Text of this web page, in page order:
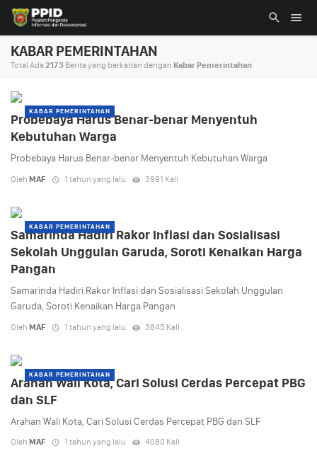
KABAR PEMERINTAHAN
Total Ada2173 Berita yang berkaitan dengan Kabar Pemerintahan
KABAR PEMERINTAHAN
Probebaya Harus Benar-benar Menyentuh
Kebutuhan Warga
Probebaya Harus Benar-benar Menyentuh Kebutuhan Warga
Oleh MAF 1 tahun yang lalu 3991 Kali
KABAR PEMERINTAHAN
Samarinda Hadiri Rakor Inflasi dan Sosialisasi
Sekolah Unggulan Garuda, Soroti Kenaikan Harga
Pangan
Samarinda Hadiri Rakor Inflasi dan Sosialisasi Sekolah Unggulan
Garuda, Soroti Kenaikan Harga Pangan
Oleh MAF 1 tahun yang lalu 3845 Kali
KABAR PEMERINTAHAN
Arahan Wali Kota, Cari Solusi Cerdas Percepat PBG
dan SLF
Arahan Wali Kota, Cari Solusi Cerdas Percepat PBG dan SLF
Oleh MAF 1 tahun yang lalu 4080 Kali